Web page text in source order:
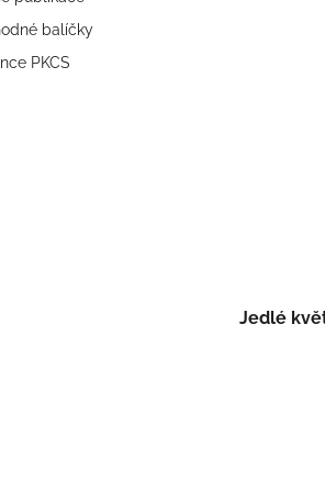
balíčky
PKCS
Jedlé